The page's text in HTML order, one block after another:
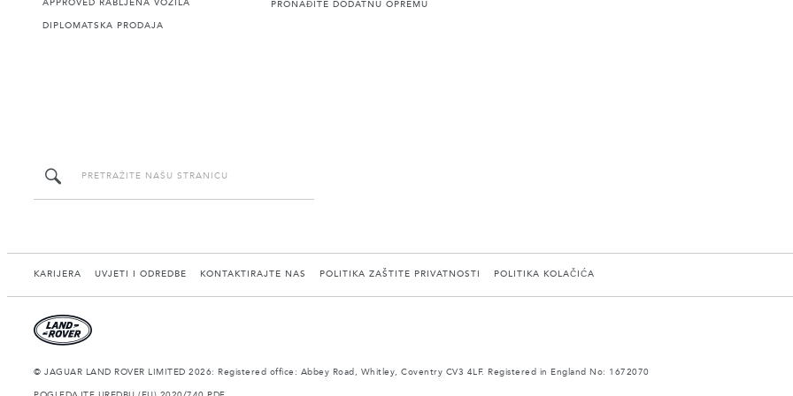
APPROVED RABLJENA VOZILA
DIPLOMATSKA PRODAJA
PRONAĐITE DODATNU OPREMU
KARIJERA UVJETI I ODREDBE KONTAKTIRAJTE NAS POLITIKA ZAŠTITE PRIVATNOSTI POLITIKA KOLAČIĆA
© JAGUAR LAND ROVER LIMITED 2026: Registered office: Abbey Road, Whitley, Coventry CV3 4LF. Registered in England No: 1672070